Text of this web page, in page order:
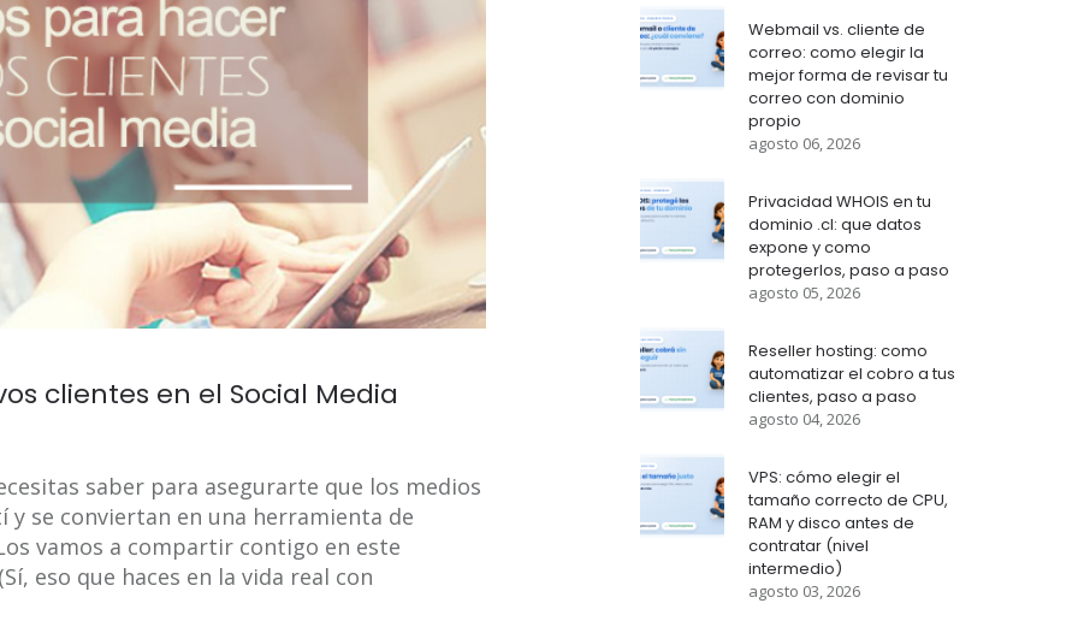
clientes en el Social Media
saber para asegurarte que los medios
se conviertan en una herramienta de
vamos a compartir contigo en este
eso que haces en la vida real con
Webmail vs. cliente de
correo: como elegir la
mejor forma de revisar tu
correo con dominio
propio
agosto 06, 2026
Privacidad WHOIS en tu
dominio .cl: que datos
expone y como
protegerlos, paso a paso
agosto 05, 2026
Reseller hosting: como
automatizar el cobro a tus
clientes, paso a paso
agosto 04, 2026
VPS: cómo elegir el
tamaño correcto de CPU,
RAM y disco antes de
contratar (nivel
intermedio)
agosto 03, 2026